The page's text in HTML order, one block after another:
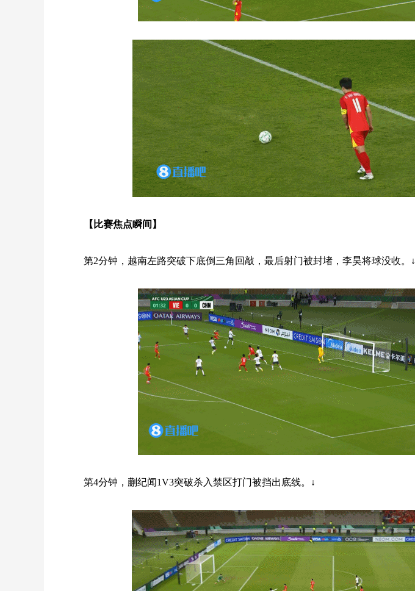
【比赛焦点瞬间】
第2分钟，越南左路突破下底倒三角回敲，最后射门被封堵，李昊将球没收。↓
第4分钟，蒯纪闻1V3突破杀入禁区打门被挡出底线。↓